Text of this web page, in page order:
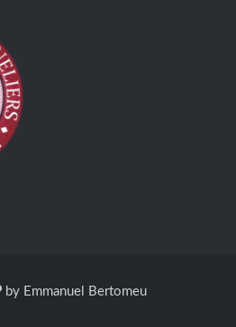
by Emmanuel Bertomeu